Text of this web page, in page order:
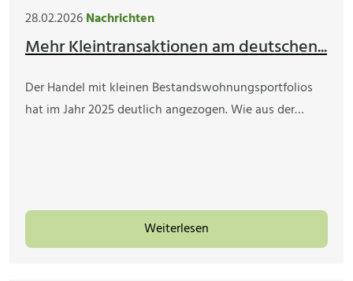
28.02.2026Nachrichten
Mehr Kleintransaktionen am deutschen...
Der Handel mit kleinen Bestandswohnungsportfolios
hat im Jahr 2025 deutlich angezogen. Wie aus der…
Weiterlesen